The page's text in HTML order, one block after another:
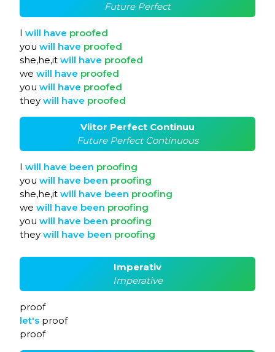
Future Perfect
I will have proofed
you will have proofed
she,he,it will have proofed
we will have proofed
you will have proofed
they will have proofed
Viitor Perfect Continuu
Future Perfect Continuous
I will have been proofing
you will have been proofing
she,he,it will have been proofing
we will have been proofing
you will have been proofing
they will have been proofing
Imperativ
Imperative
proof
let's proof
proof